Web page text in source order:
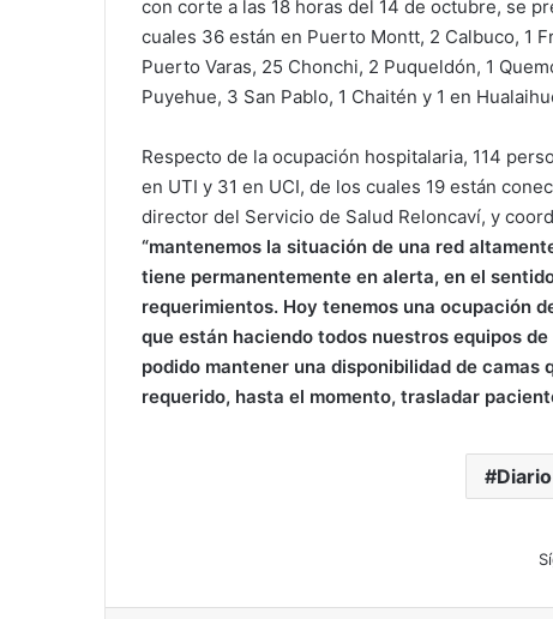
con corte a las 18 horas del 14 de octubre, se
cuales 36 están en Puerto Montt, 2 Calbuco, 1
Puerto Varas, 25 Chonchi, 2 Puqueldón, 1
Puyehue, 3 San Pablo, 1 Chaitén y 1 en
Respecto de la ocupación hospitalaria, 114
en UTI y 31 en UCI, de los cuales 19 están
director del Servicio de Salud Reloncaví, y
“mantenemos la situación de una red
tiene permanentemente en alerta, en el
requerimientos. Hoy tenemos una ocupación
que están haciendo todos nuestros equipos
podido mantener una disponibilidad de
requerido, hasta el momento, trasladar